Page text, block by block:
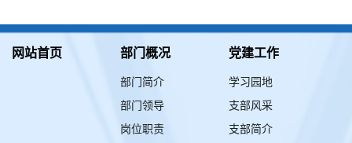
网站首页 部门概况
部门简介
部门领导
岗位职责
党建工作
学习园地
支部风采
支部简介